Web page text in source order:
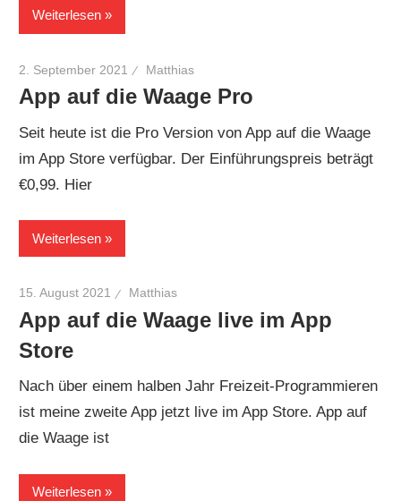
Weiterlesen
2. September 2021 Matthias
App auf die Waage Pro
Seit heute ist die Pro Version von App auf die Waage
im App Store verfügbar. Der Einführungspreis beträgt
€0,99. Hier
Weiterlesen
15. August 2021 Matthias
App auf die Waage live im App
Store
Nach über einem halben Jahr Freizeit-Programmieren
ist meine zweite App jetzt live im App Store. App auf
die Waage ist
Weiterlesen